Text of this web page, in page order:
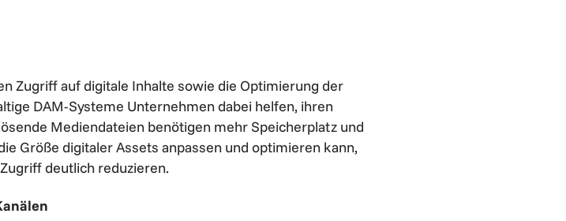
Zugriff auf digitale Inhalte sowie die Optimierung der
DAM-Systeme Unternehmen dabei helfen, ihren
Mediendateien benötigen mehr Speicherplatz und
Größe digitaler Assets anpassen und optimieren kann,
deutlich reduzieren.